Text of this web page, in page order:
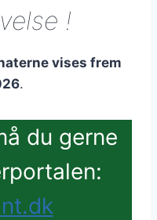
!
vises frem
.
du gerne